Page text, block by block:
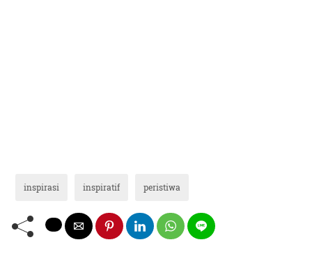
inspirasi inspiratif peristiwa